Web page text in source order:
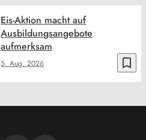
bookmark_border
5. Aug. 2026
Eis-Aktion macht auf
Ausbildungsangebote
aufmerksam